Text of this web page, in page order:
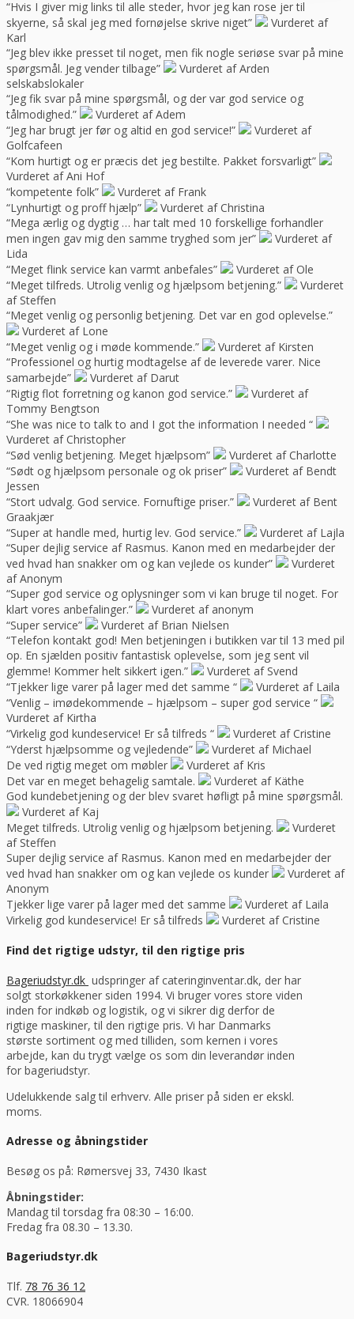
“Hvis I giver mig links til alle steder, hvor jeg kan rose jer til
skyerne, så skal jeg med fornøjelse skrive niget”
Vurderet af
Karl
“Jeg blev ikke presset til noget, men fik nogle seriøse svar på mine
spørgsmål. Jeg vender tilbage”
Vurderet af Arden
selskabslokaler
“Jeg fik svar på mine spørgsmål, og der var god service og
tålmodighed.”
Vurderet af Adem
“Jeg har brugt jer før og altid en god service!”
Vurderet af
Golfcafeen
“Kom hurtigt og er præcis det jeg bestilte. Pakket forsvarligt”
Vurderet af Ani Hof
“kompetente folk”
Vurderet af Frank
“Lynhurtigt og proff hjælp”
Vurderet af Christina
“Mega ærlig og dygtig … har talt med 10 forskellige forhandler
men ingen gav mig den samme tryghed som jer”
Vurderet af
Lida
“Meget flink service kan varmt anbefales”
Vurderet af Ole
“Meget tilfreds. Utrolig venlig og hjælpsom betjening.”
Vurderet
af Steffen
“Meget venlig og personlig betjening. Det var en god oplevelse.”
Vurderet af Lone
“Meget venlig og i møde kommende.”
Vurderet af Kirsten
“Professionel og hurtig modtagelse af de leverede varer. Nice
samarbejde”
Vurderet af Darut
“Rigtig flot forretning og kanon god service.”
Vurderet af
Tommy Bengtson
“She was nice to talk to and I got the information I needed “
Vurderet af Christopher
“Sød venlig betjening. Meget hjælpsom”
Vurderet af Charlotte
“Sødt og hjælpsom personale og ok priser”
Vurderet af Bendt
Jessen
“Stort udvalg. God service. Fornuftige priser.”
Vurderet af Bent
Graakjær
“Super at handle med, hurtig lev. God service.”
Vurderet af Lajla
“Super dejlig service af Rasmus. Kanon med en medarbejder der
ved hvad han snakker om og kan vejlede os kunder”
Vurderet
af Anonym
“Super god service og oplysninger som vi kan bruge til noget. For
klart vores anbefalinger.”
Vurderet af anonym
“Super service”
Vurderet af Brian Nielsen
“Telefon kontakt god! Men betjeningen i butikken var til 13 med pil
op. En sjælden positiv fantastisk oplevelse, som jeg sent vil
glemme! Kommer helt sikkert igen.”
Vurderet af Svend
“Tjekker lige varer på lager med det samme “
Vurderet af Laila
“Venlig – imødekommende – hjælpsom – super god service “
Vurderet af Kirtha
“Virkelig god kundeservice! Er så tilfreds “
Vurderet af Cristine
“Yderst hjælpsomme og vejledende”
Vurderet af Michael
De ved rigtig meget om møbler
Vurderet af Kris
Det var en meget behagelig samtale.
Vurderet af Käthe
God kundebetjening og der blev svaret høfligt på mine spørgsmål.
Vurderet af Kaj
Meget tilfreds. Utrolig venlig og hjælpsom betjening.
Vurderet
af Steffen
Super dejlig service af Rasmus. Kanon med en medarbejder der
ved hvad han snakker om og kan vejlede os kunder
Vurderet af
Anonym
Tjekker lige varer på lager med det samme
Vurderet af Laila
Virkelig god kundeservice! Er så tilfreds
Vurderet af Cristine
Find det rigtige udstyr, til den rigtige pris
Bageriudstyr.dk udspringer af cateringinventar.dk, der har
solgt storkøkkener siden 1994. Vi bruger vores store viden
inden for indkøb og logistik, og vi sikrer dig derfor de
rigtige maskiner, til den rigtige pris. Vi har Danmarks
største sortiment og med tilliden, som kernen i vores
arbejde, kan du trygt vælge os som din leverandør inden
for bageriudstyr.
Udelukkende salg til erhverv. Alle priser på siden er ekskl.
moms.
Adresse og åbningstider
Besøg os på: Rømersvej 33, 7430 Ikast
Åbningstider:
Mandag til torsdag fra 08:30 – 16:00.
Fredag fra 08.30 – 13.30.
Bageriudstyr.dk
Tlf. 78 76 36 12
CVR. 18066904